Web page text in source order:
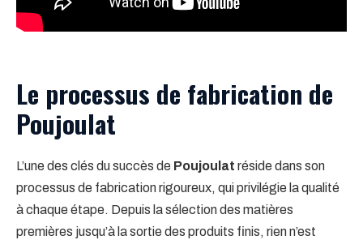
Le processus de fabrication de
Poujoulat
L’une des clés du succès de Poujoulat réside dans son
processus de fabrication rigoureux, qui privilégie la qualité
à chaque étape. Depuis la sélection des matières
premières jusqu’à la sortie des produits finis, rien n’est